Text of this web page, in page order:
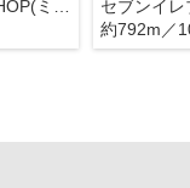
約792m／